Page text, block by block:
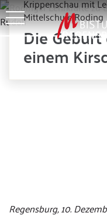
Krippenschau mit
Mittelschule Roding
Die
einem
Regensburg, 10.